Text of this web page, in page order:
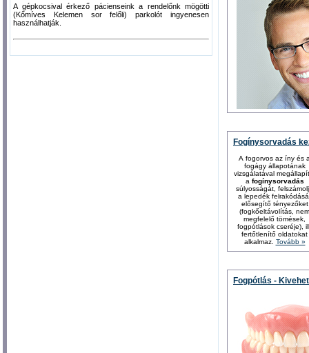
A gépkocsival érkező pácienseink a rendelőnk mögötti
(Kőmíves Kelemen sor felőli) parkolót ingyenesen
használhatják.
Fogínysorvadás
A fogorvos az íny és
fogágy állapotának
vizsgálatával
a fogínysorvadás
súlyosságát,
a lepedék
elősegítő tényezőket
(fogkőeltávolítás, nem
megfelelő tömések,
fogpótlások cseréje),
fertőtlenítő oldatokat
alkalmaz. Tovább »
Fogpótlás -